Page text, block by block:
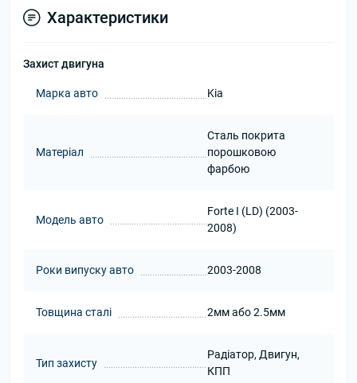
Характеристики
Захист двигуна
Марка авто Kia
Матеріал
Сталь покрита
порошковою
фарбою
Модель авто
Forte I (LD) (2003-
2008)
Роки випуску авто 2003-2008
Товщина сталі 2мм або 2.5мм
Тип захисту
Радіатор, Двигун,
КПП